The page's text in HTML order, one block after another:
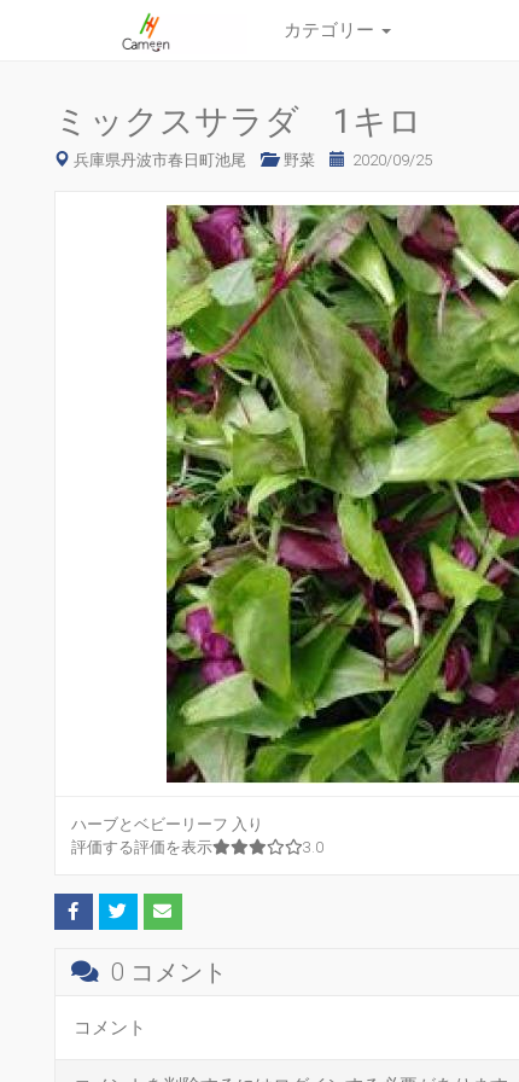
カテゴリー
ミックスサラダ 1キロ
兵庫県丹波市春日町池尾 野菜 2020/09/25
ハーブとベビーリーフ 入り
評価する評価を表示 3.0
0 コメント
コメント